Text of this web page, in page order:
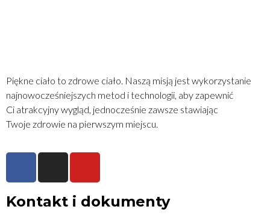
Piękne ciało to zdrowe ciało. Naszą misją jest wykorzystanie
najnowocześniejszych metod i technologii, aby zapewnić
Ci atrakcyjny wygląd, jednocześnie zawsze stawiając
Twoje zdrowie na pierwszym miejscu.
Kontakt i dokumenty